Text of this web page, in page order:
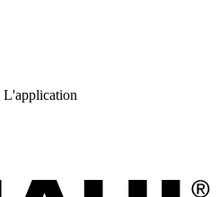
L'application